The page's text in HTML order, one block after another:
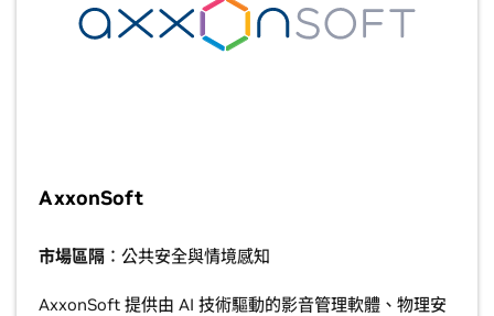
AxxonSoft
市場區隔 ：公共安全與情境感知
AxxonSoft 提供由 AI 技術驅動的影音管理軟體、物理安